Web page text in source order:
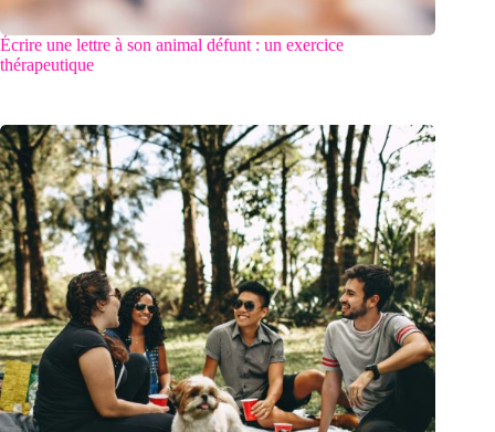
Écrire une lettre à son animal défunt : un exercice
thérapeutique